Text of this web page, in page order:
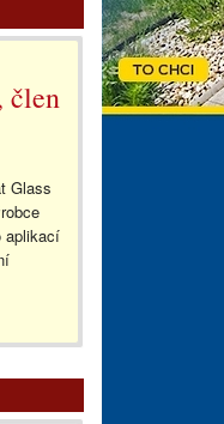
člen
Glass
aplikací